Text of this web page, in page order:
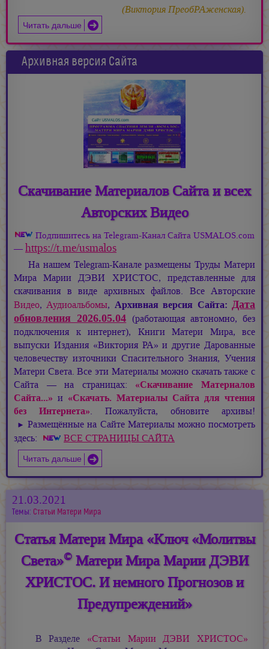
(Виктория ПреобРАженская).
Читать дальше
Архивная версия Сайта
Скачивание Материалов Сайта и всех
Авторских Видео
Подпишитесь на Telegram-Канал Сайта USMALOS.com
— https://t.me/usmalos
На нашем Telegram-Канале размещены Труды Матери
МираМарии ДЭВИ ХРИСТОС, представленные для
скачивания в виде архивных файлов. Все Авторские
Видео,Аудиоальбомы, Архивная версия Сайта:Дата
обновления 2026.05.04 (работающая автономно, без
подключения к интернет), Книги Матери Мира, все
выпуски Издания «Виктория РА» и другие Дарованные
человечеству източники Спасительного Знания, Учения
Матери Света. Все эти Материалы можно скачать также с
Сайта — на страницах: «Скачивание Материалов
Сайта...» и «Скачать. Материалы Сайта для чтения
без Интернета». Пожалуйста, обновите архивы!
► Размещённые на Сайте Материалы можно посмотреть
здесь:
ВСЕ СТРАНИЦЫ САЙТА
Читать дальше
21.03.2021
Темы: Статьи Матери Мира
Статья Матери Мира «Ключ «Молитвы
Света»©Матери Мира Марии ДЭВИ
ХРИСТОС. И немного Прогнозов и
Предупреждений»
В Разделе «Статьи Марии ДЭВИ ХРИСТОС»